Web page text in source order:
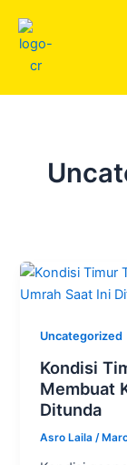
content
Uncategorized
Kondisi
Membuat
Ditunda
Asro Laila/